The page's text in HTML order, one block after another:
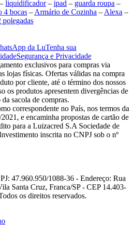
– liquidificador– ipad – guarda roupa –
4 bocas – Armário de Cozinha – Alexa –
da LuTenha sua
Segurança e Privacidade
exclusivos para compras via
lojas físicas. Ofertas válidas na compra
por cliente, até o término dos nossos
os produtos apresentem divergências de
sacola de compras.
correspondente no País, nos termos da
e encaminha propostas de cartão de
para a Luizacred S.A Sociedade de
inscrita no CNPJ sob o nº
47.960.950/1088-36 - Endereço: Rua
Santa Cruz, Franca/SP - CEP 14.403-
os direitos reservados.